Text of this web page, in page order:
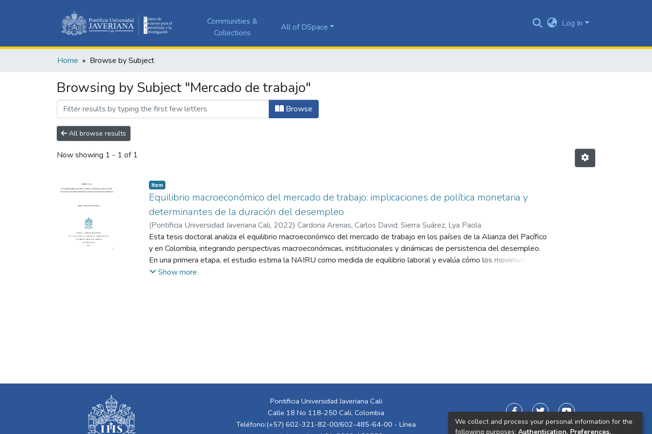
Communities &
Collections
All of DSpace Log In
Home Browse by Subject
Browsing by Subject "Mercado de trabajo"
Browse
All browse results
Now showing 1 - 1 of 1
Item
Equilibrio macroeconómico del mercado de trabajo: implicaciones de política monetaria y
determinantes de la duración del desempleo
(Pontificia Universidad Javeriana Cali, 2022) Cardona Arenas, Carlos David; Sierra Suárez, Lya Paola
Esta tesis doctoral analiza el equilibrio macroeconómico del mercado de trabajo en los países de la Alianza del Pacífico
y en Colombia, integrando perspectivas macroeconómicas, institucionales y dinámicas de persistencia del desempleo.
En una primera etapa, el estudio estima la NAIRU como medida de equilibrio laboral y evalúa cómo los movimientos de
la política monetaria —particularmente la tasa de interés de intervención— afectan este equilibrio. Los resultados
Show more
Pontificia Universidad Javeriana Cali
Calle 18 No 118-250 Cali, Colombia
Teléfono:(+57) 602-321-82-00/602-485-64-00 - Línea
We collect and process your personal information for the
following purposes: Authentication, Preferences,